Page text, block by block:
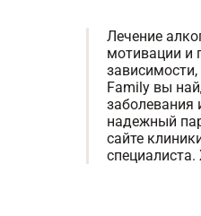
Лечение
мотивации и
Family вы
заболевания
надежный
сайте